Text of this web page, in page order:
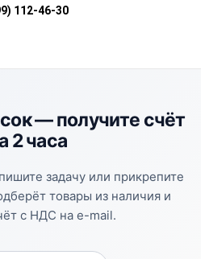
112-46-30
—получите счёт
2 часа
задачу или прикрепите
товары из наличия и
с НДС на e-mail.